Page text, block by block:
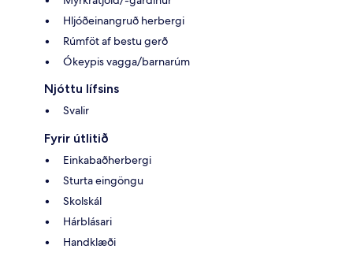
Hljóðeinangruð herbergi
Rúmföt af bestu gerð
Ókeypis vagga/barnarúm
Njóttu lífsins
Svalir
Fyrir útlitið
Einkabaðherbergi
Sturta eingöngu
Skolskál
Hárblásari
Handklæði